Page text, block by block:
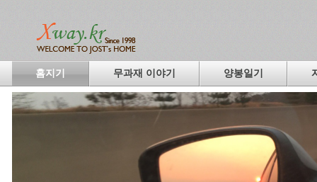
홈지기 무과재 이야기 양봉일기